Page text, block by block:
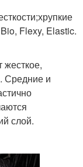
на типсы
формы
Flexy, Elastic.
Средние и
слой.